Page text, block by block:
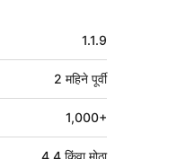
1.1.9
2 महिने पूर्वी
1,000+
4.4 किंवा मोठा